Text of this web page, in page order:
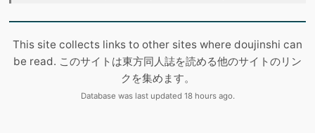
This site collects links to other sites where doujinshi can
be read. このサイトは東方同人誌を読める他のサイトのリン
クを集めます。
Database was last updated 18 hours ago.